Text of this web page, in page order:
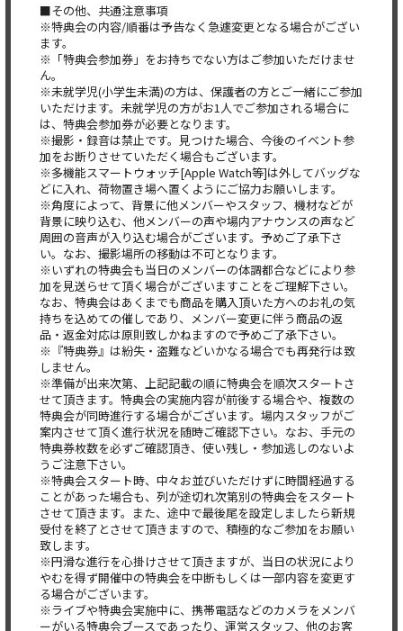
■その他、共通注意事項
※特典会の内容/順番は予告なく急遽変更となる場合がござい
ます。
※「特典会参加券」をお持ちでない方はご参加いただけませ
ん。
※未就学児(小学生未満)の方は、保護者の方とご一緒にご参加
いただけます。未就学児の方がお1人でご参加される場合に
は、特典会参加券が必要となります。
※撮影・録音は禁止です。見つけた場合、今後のイベント参
加をお断りさせていただく場合もございます。
※多機能スマートウォッチ[Apple Watch等]は外してバッグな
どに入れ、荷物置き場へ置くようにご協力お願いします。
※角度によって、背景に他メンバーやスタッフ、機材などが
背景に映り込む、他メンバーの声や場内アナウンスの声など
周囲の音声が入り込む場合がございます。予めご了承下さ
い。なお、撮影場所の移動は不可となります。
※いずれの特典会も当日のメンバーの体調都合などにより参
加を見送らせて頂く場合がございますことをご理解下さい。
なお、特典会はあくまでも商品を購入頂いた方へのお礼の気
持ちを込めての催しであり、メンバー変更に伴う商品の返
品・返金対応は原則致しかねますので予めご了承下さい。
※『特典券』は紛失・盗難などいかなる場合でも再発行は致
しません。
※準備が出来次第、上記記載の順に特典会を順次スタートさ
せて頂きます。特典会の実施内容が前後する場合や、複数の
特典会が同時進行する場合がございます。場内スタッフがご
案内させて頂く進行状況を随時ご確認下さい。なお、手元の
特典券枚数を必ずご確認頂き、使い残し・参加逃しのないよ
うご注意下さい。
※特典会スタート時、中々お並びいただけずに時間経過する
ことがあった場合も、列が途切れ次第別の特典会をスタート
させて頂きます。また、途中で最後尾を設定しましたら新規
受付を終了とさせて頂きますので、積極的なご参加をお願い
致します。
※円滑な進行を心掛けさせて頂きますが、当日の状況により
やむを得ず開催中の特典会を中断もしくは一部内容を変更す
る場合がございます。
※ライブや特典会実施中に、携帯電話などのカメラをメンバ
ーがいる特典会ブースであったり、運営スタッフ、他のお客